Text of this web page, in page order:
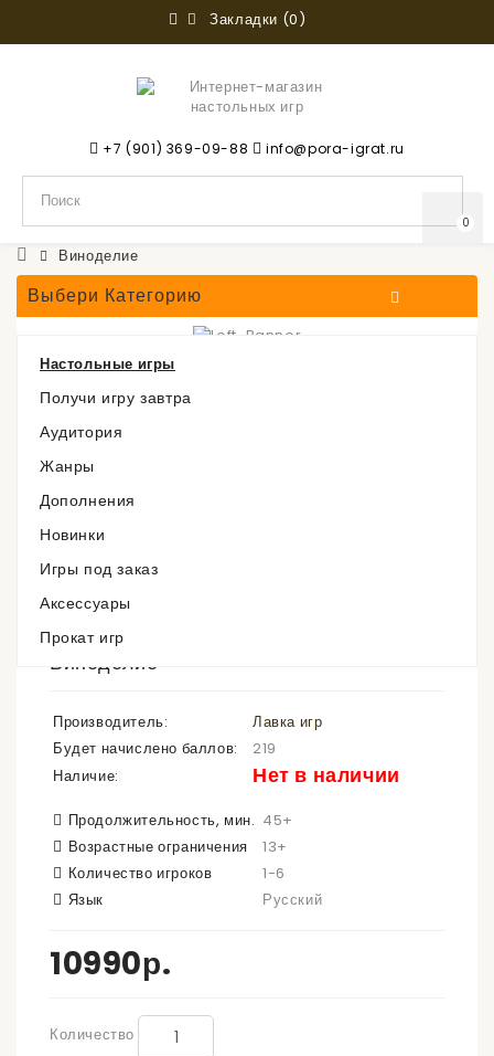
Закладки (0)
0
+7 (901) 369-09-88 info@pora-igrat.ru
Виноделие
Выбери Категорию
Настольные игры
Получи игру завтра
Аудитория
Жанры
Дополнения
Новинки
Игры под заказ
Аксессуары
Прокат игр
Виноделие
Нет в наличии
Виноделие
Производитель:
Лавка игр
Будет начислено баллов:
219
Наличие:
Нет в наличии
Продолжительность, мин. 45+
Возрастные ограничения
13+
Количество игроков
1-6
Язык
Русский
10990р.
Количество